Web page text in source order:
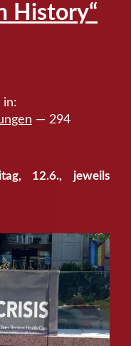
History“
in:
— 294
12.6., jeweils